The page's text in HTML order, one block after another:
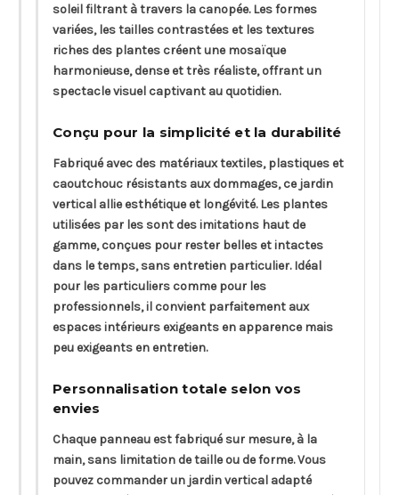
soleil filtrant à travers la canopée. Les formes
variées, les tailles contrastées et les textures
riches des plantes créent une mosaïque
harmonieuse, dense et très réaliste, offrant un
spectacle visuel captivant au quotidien.
Conçu pour la simplicité et la durabilité
Fabriqué avec des matériaux textiles, plastiques et
caoutchouc résistants aux dommages, ce jardin
vertical allie esthétique et longévité. Les plantes
utilisées par les sont des imitations haut de
gamme, conçues pour rester belles et intactes
dans le temps, sans entretien particulier. Idéal
pour les particuliers comme pour les
professionnels, il convient parfaitement aux
espaces intérieurs exigeants en apparence mais
peu exigeants en entretien.
Personnalisation totale selon vos
envies
Chaque panneau est fabriqué sur mesure, à la
main, sans limitation de taille ou de forme. Vous
pouvez commander un jardin vertical adapté